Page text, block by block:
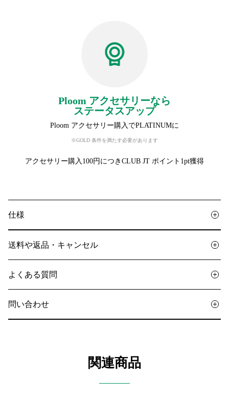
Ploom アクセサリーなら
ステータスアップ
Ploom アクセサリー購入でPLATINUMに
※GOLD 条件を満たす必要があります
アクセサリー購入100円につきCLUB JT ポイント1pt獲得
仕様
送料や返品・キャンセル
よくある質問
問い合わせ
関連商品